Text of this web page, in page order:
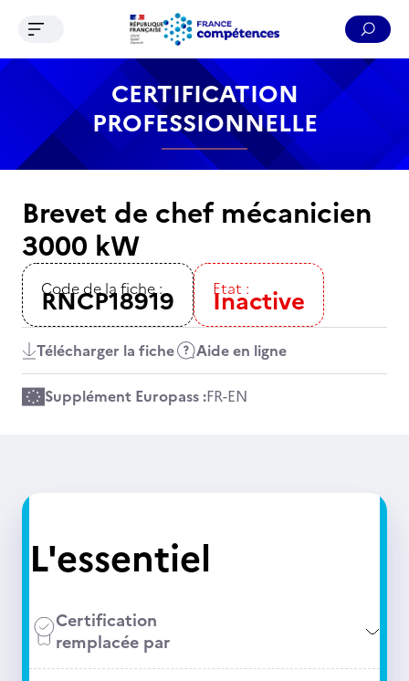
Contenu Recherche Menu Pied de page
Ouvrir le menu de navigation
CERTIFICATION
PROFESSIONNELLE
Brevet de chef mécanicien
3000 kW
Code de la fiche :
RNCP18919 Etat :
Inactive
Télécharger la fiche Aide en ligne
Supplément Europass :FR-EN
L'essentiel
Certification
remplacée par